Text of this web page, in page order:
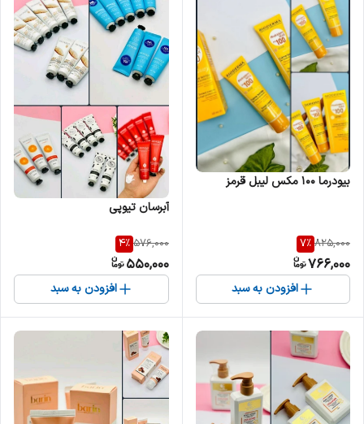
بیودرما 100 مکس لیبل قرمز
825,000
7%
766,000
افزودن به سبد
آبرسان تیوپی
576,000
4%
550,000
افزودن به سبد